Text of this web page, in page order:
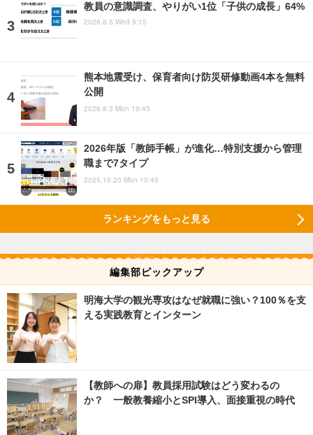
教員の意識調査、やりがい1位「子供の成長」64%
2026.8.5 Wed 9:15
熊本地震受け、保育者向け防災研修動画4本を無料
公開
2026.8.3 Mon 19:45
2026年版「教師手帳」が進化…特別支援から管理
職まで7タイプ
2025.10.20 Mon 10:45
ランキングをもっと見る
編集部ピックアップ
明海大学の観光専攻はなぜ就職に強い？100％を支
える実践教育とインターン
【教師への扉】教員採用試験はどう変わるの
か？ 一般教養縮小とSPI導入、面接重視の時代